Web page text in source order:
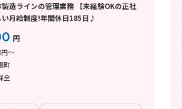
ンの管理業務 【未経験OKの正社
い月給制度!年間休日185日♪
円
円～
町
全